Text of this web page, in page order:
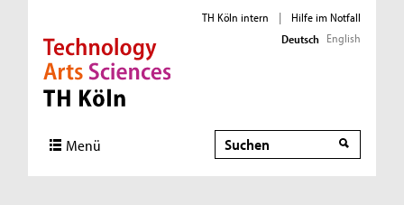
Direkt zur Hauptnavigation
Direkt zur Subnavigation
Direkt zum Inhalt
Direkt zum Fußbereich
TH Köln intern |
Hilfe im Notfall
Deutsch English
Menü Suche